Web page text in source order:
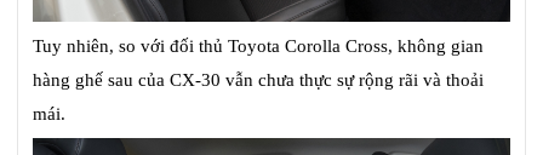
Tuy nhiên, so với đối thủ Toyota Corolla Cross, không gian
hàng ghế sau của CX-30 vẫn chưa thực sự rộng rãi và thoải
mái.